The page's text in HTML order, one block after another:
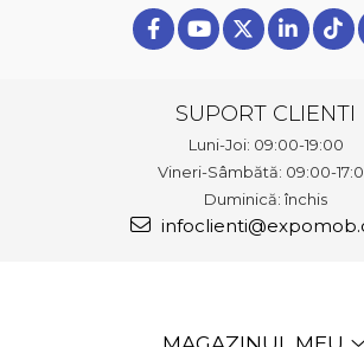
SUPORT CLIENTI
Luni-Joi: 09:00-19:00
Vineri-Sâmbătă: 09:00-
Duminică: închis